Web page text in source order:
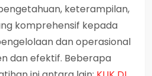
keterampilan,
komprehensif kepada
dan operasional
dan efektif. Beberapa